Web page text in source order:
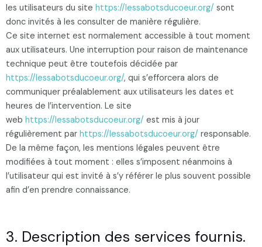
les utilisateurs du site https://lessabotsducoeur.org/ sont
donc invités à les consulter de manière régulière.
Ce site internet est normalement accessible à tout moment
aux utilisateurs. Une interruption pour raison de maintenance
technique peut être toutefois décidée par
https://lessabotsducoeur.org/, qui s’efforcera alors de
communiquer préalablement aux utilisateurs les dates et
heures de l’intervention. Le site
web https://lessabotsducoeur.org/ est mis à jour
régulièrement par https://lessabotsducoeur.org/ responsable.
De la même façon, les mentions légales peuvent être
modifiées à tout moment : elles s’imposent néanmoins à
l’utilisateur qui est invité à s’y référer le plus souvent possible
afin d’en prendre connaissance.
3. Description des services fournis.